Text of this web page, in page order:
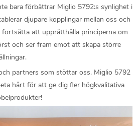
bara förbättrar Miglio 5792:s synlighet i
djupare kopplingar mellan oss och
att upprätthålla principerna om
och ser fram emot att skapa större
partners som stöttar oss. Miglio 5792
hårt för att ge dig fler högkvalitativa